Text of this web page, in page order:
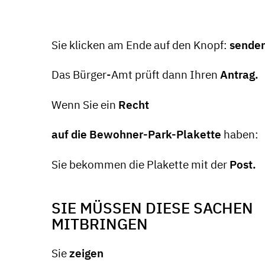
Sie klicken am Ende auf den Knopf:
Das Bürger-Amt prüft dann Ihren Antrag.
Wenn Sie ein Recht
auf die Bewohner-Park-Plakette haben:
Sie bekommen die Plakette mit der Post.
SIE MÜSSEN DIESE SACHEN
MITBRINGEN
Siezeigen